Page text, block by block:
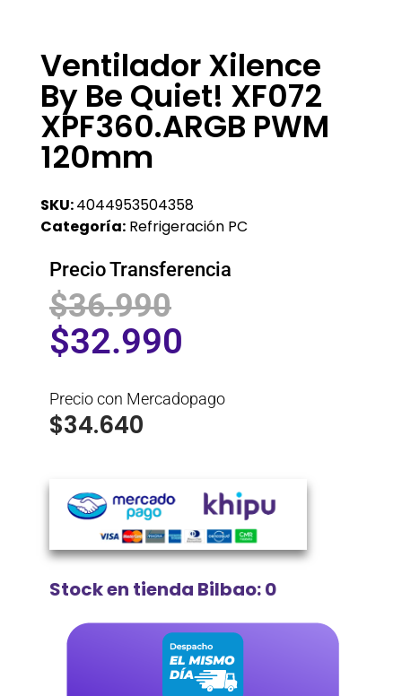
Ventilador Xilence
By Be Quiet! XF072
XPF360.ARGB PWM
120mm
SKU:4044953504358
Categoría: Refrigeración PC
Precio Transferencia
$36.990
$32.990
Precio con Mercadopago
$34.640
Stock en tienda Bilbao: 0